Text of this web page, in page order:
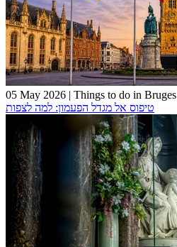
05 May 2026 | Things to do in Bruges
טיפוס אל מגדל הפעמון: למה לצפות